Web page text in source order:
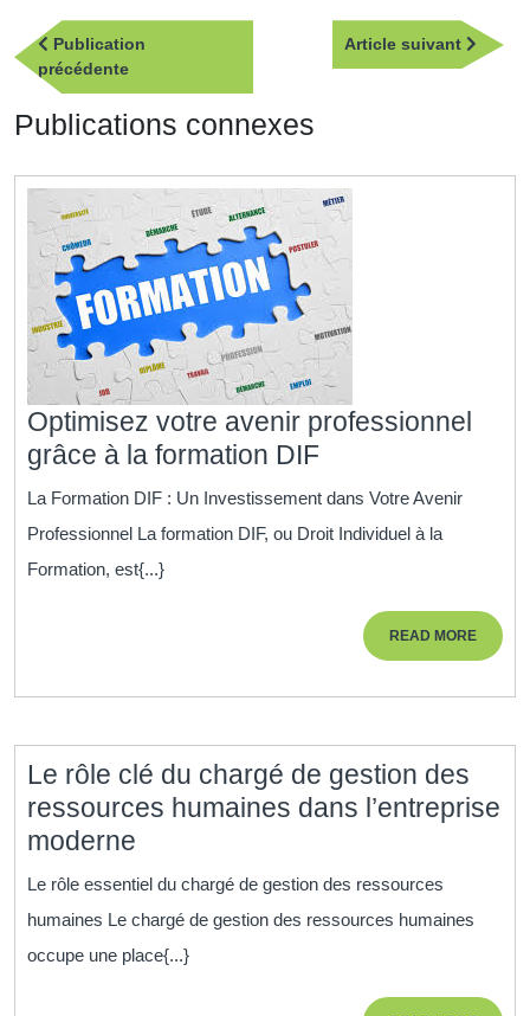
Navigation
de
l’article
Publication
précédentePublication
précédente
Article suivant
Article
Publications connexes
Optimisez votre avenir professionnel
grâce à la formation DIFOptimisez
votre
avenir
La Formation DIF : Un Investissement dans Votre Avenir
Professionnel La formation DIF, ou Droit Individuel à la
Formation, est{...}
READ MOREREAD
MORE
Le rôle clé du chargé de gestion des
ressources humaines dans l’entreprise
moderne
rôle
clé
chargé
Le rôle essentiel du chargé de gestion des ressources
humaines Le chargé de gestion des ressources humaines
occupe une place{...}